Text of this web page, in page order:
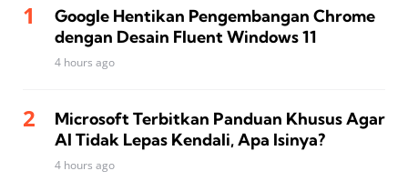
Google Hentikan Pengembangan Chrome
dengan Desain Fluent Windows 11
4 hours ago
Microsoft Terbitkan Panduan Khusus Agar
AI Tidak Lepas Kendali, Apa Isinya?
4 hours ago